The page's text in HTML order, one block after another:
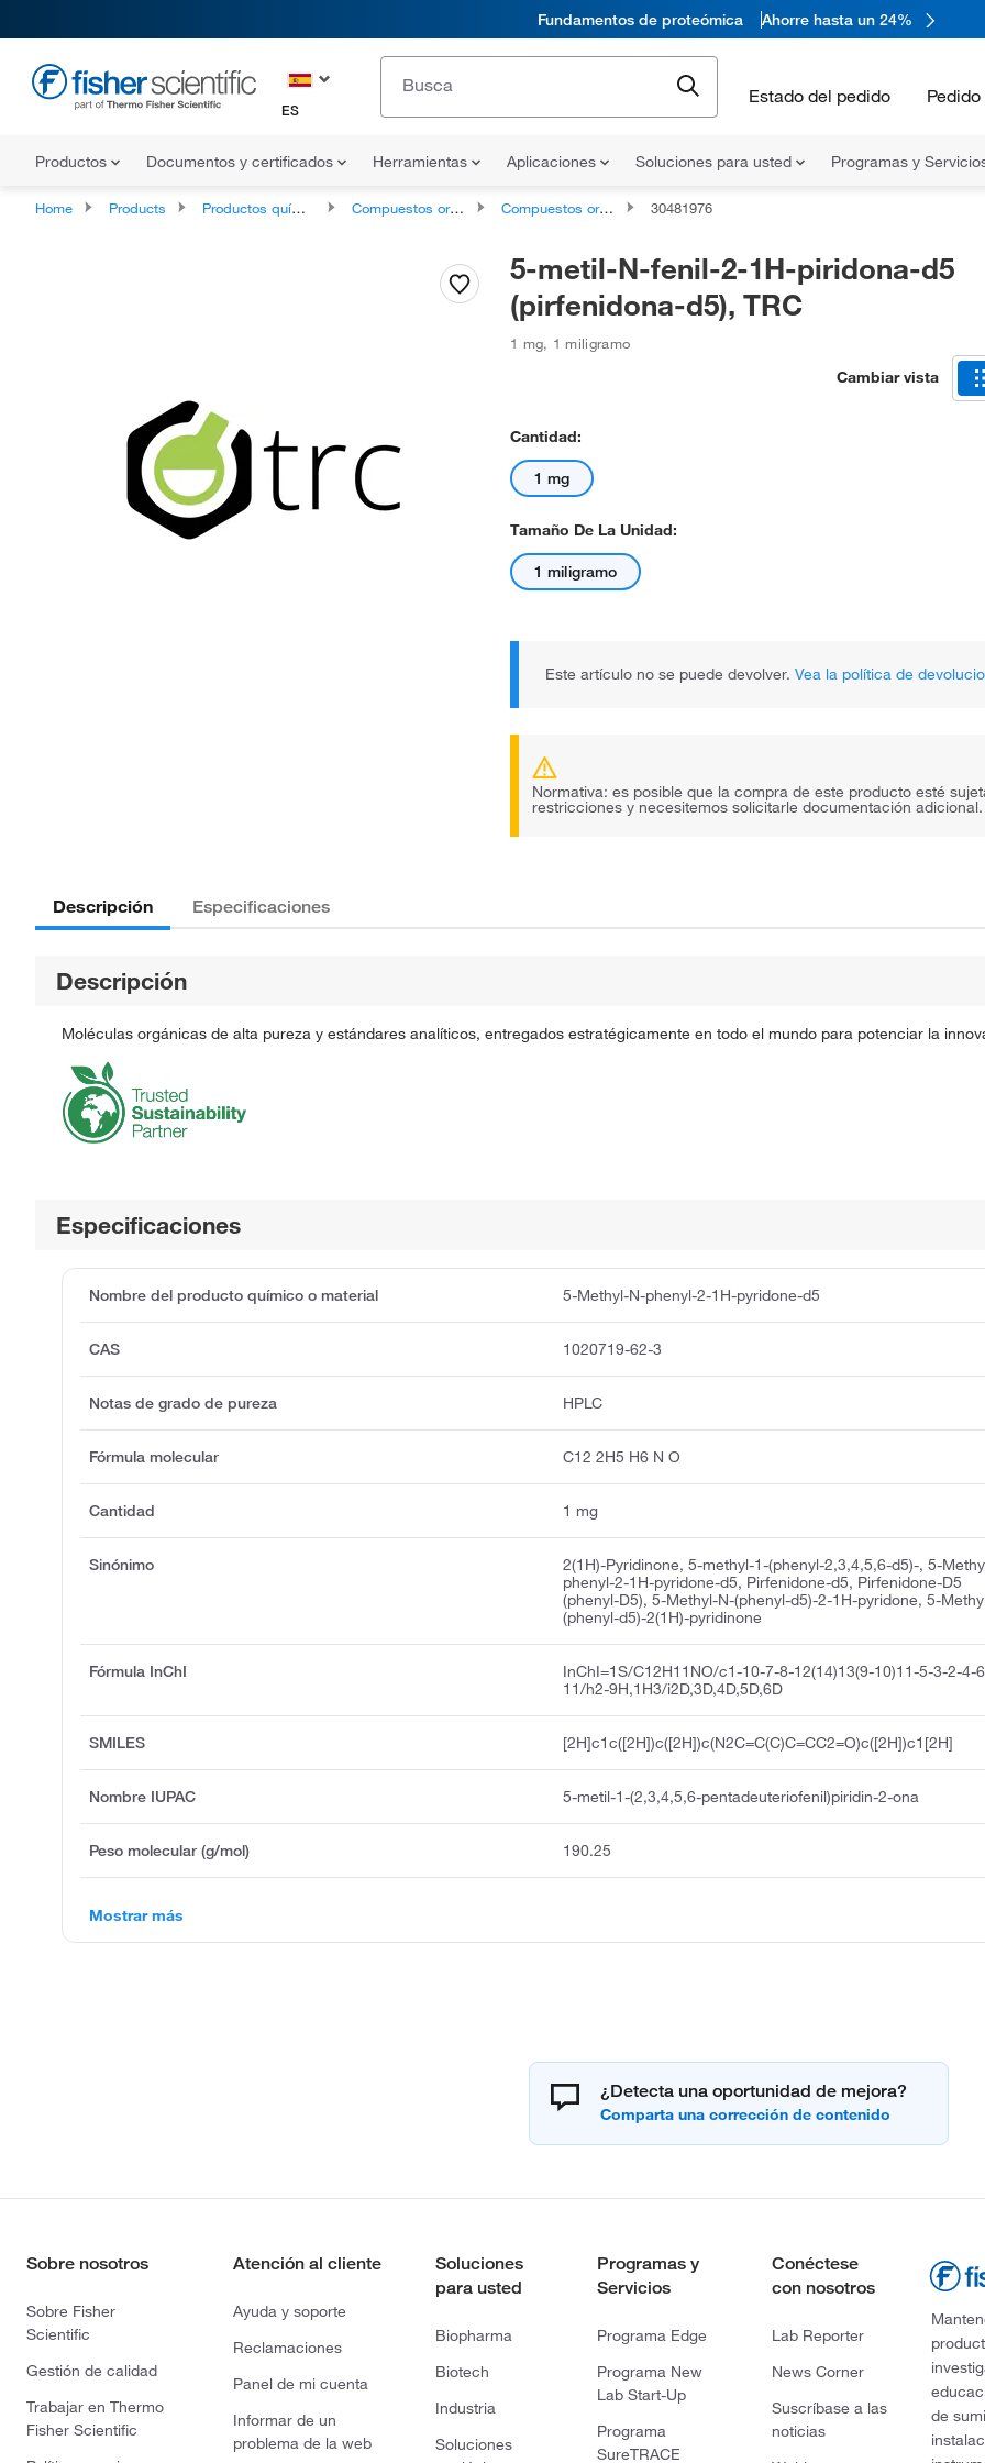
Fundamentos de proteómica Ahorre hasta un 24%
ES
Estado del pedido
Productos Documentos y certificados Herramientas Aplicaciones Soluciones para usted Programas y
Home Products Productos químicos Compuestos orgánicos Compuestos orgánicos no clasificados 30481976
5-metil-N-fenil-2-1H-piridona-d5
(pirfenidona-d5), TRC
1 mg, 1 miligramo
Cambiar vista
Cantidad:
1 mg
Tamaño De La Unidad:
1 miligramo
Este artículo no se puede devolver. Vea la política de
Normativa: es posible que la compra de este producto esté
restricciones y necesitemos solicitarle documentación adicional.
Descripción Especificaciones
Descripción
Moléculas orgánicas de alta pureza y estándares analíticos, entregados estratégicamente en todo el mundo para potenciar la
Especificaciones
Nombre del producto químico o material 5-Methyl-N-phenyl-2-1H-pyridone-d5
CAS 1020719-62-3
Notas de grado de pureza HPLC
Fórmula molecular C12 2H5 H6 N O
Cantidad 1 mg
Sinónimo
2(1H)-Pyridinone, 5-methyl-1-(phenyl-2,3,4,5,6-d5)-, 5-
phenyl-2-1H-pyridone-d5, Pirfenidone-d5, Pirfenidone-D5
(phenyl-D5), 5-Methyl-N-(phenyl-d5)-2-1H-pyridone, 5-
(phenyl-d5)-2(1H)-pyridinone
Fórmula InChI
InChI=1S/C12H11NO/c1-10-7-8-12(14)13(9-10)11-5-3-2-4-
11/h2-9H,1H3/i2D,3D,4D,5D,6D
SMILES [2H]c1c([2H])c([2H])c(N2C=C(C)C=CC2=O)c([2H])c1[2H]
Nombre IUPAC 5-metil-1-(2,3,4,5,6-pentadeuteriofenil)piridin-2-ona
Peso molecular (g/mol) 190.25
Mostrar más
¿Detecta una oportunidad de mejora?
Sobre nosotros
Sobre Fisher
Scientific
Gestión de calidad
Trabajar en Thermo
Fisher Scientific
Atención al cliente
Ayuda y soporte
Reclamaciones
Panel de mi cuenta
Informar de un
problema de la web
Soluciones
para usted
Biopharma
Biotech
Industria
Soluciones
Programas y
Servicios
Programa Edge
Programa New
Lab Start-Up
Programa
SureTRACE
Conéctese
con nosotros
Lab Reporter
News Corner
Suscríbase a las
noticias
de